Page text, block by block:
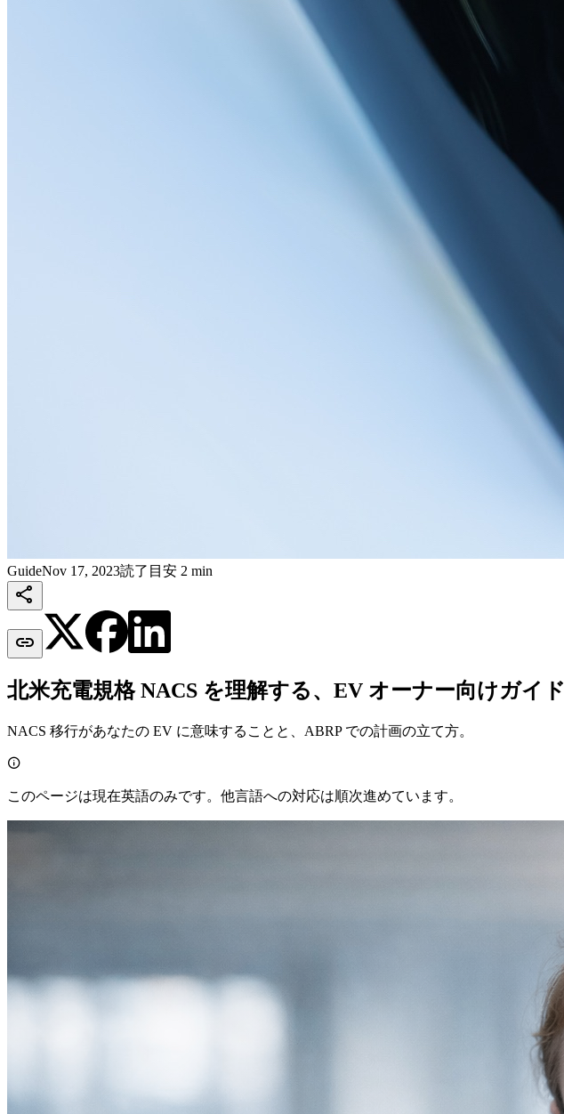
GuideNov 17, 2023読了目安 2 min


北米充電規格 NACS を理解する、EV オーナー向けガイド
NACS 移行があなたの EV に意味することと、ABRP での計画の立て方。

このページは現在英語のみです。他言語への対応は順次進めています。